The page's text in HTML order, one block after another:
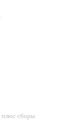
плюс сборы